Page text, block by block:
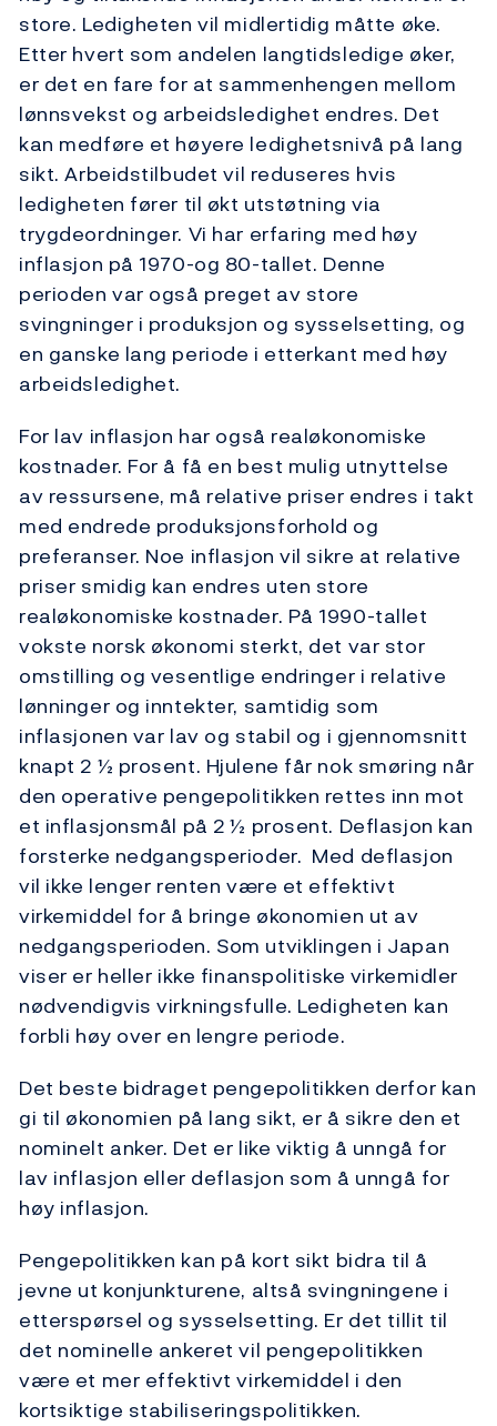
store. Ledigheten vil midlertidig måtte øke.
Etter hvert som andelen langtidsledige øker,
er det en fare for at sammenhengen mellom
lønnsvekst og arbeidsledighet endres. Det
kan medføre et høyere ledighetsnivå på lang
sikt. Arbeidstilbudet vil reduseres hvis
ledigheten fører til økt utstøtning via
trygdeordninger. Vi har erfaring med høy
inflasjon på 1970-og 80-tallet. Denne
perioden var også preget av store
svingninger i produksjon og sysselsetting, og
en ganske lang periode i etterkant med høy
arbeidsledighet.
For lav inflasjon har også realøkonomiske
kostnader. For å få en best mulig utnyttelse
av ressursene, må relative priser endres i takt
med endrede produksjonsforhold og
preferanser. Noe inflasjon vil sikre at relative
priser smidig kan endres uten store
realøkonomiske kostnader. På 1990-tallet
vokste norsk økonomi sterkt, det var stor
omstilling og vesentlige endringer i relative
lønninger og inntekter, samtidig som
inflasjonen var lav og stabil og i gjennomsnitt
knapt 2 ½ prosent. Hjulene får nok smøring når
den operative pengepolitikken rettes inn mot
et inflasjonsmål på 2 ½ prosent. Deflasjon kan
forsterke nedgangsperioder. Med deflasjon
vil ikke lenger renten være et effektivt
virkemiddel for å bringe økonomien ut av
nedgangsperioden. Som utviklingen i Japan
viser er heller ikke finanspolitiske virkemidler
nødvendigvis virkningsfulle. Ledigheten kan
forbli høy over en lengre periode.
Det beste bidraget pengepolitikken derfor kan
gi til økonomien på lang sikt, er å sikre den et
nominelt anker. Det er like viktig å unngå for
lav inflasjon eller deflasjon som å unngå for
høy inflasjon.
Pengepolitikken kan på kort sikt bidra til å
jevne ut konjunkturene, altså svingningene i
etterspørsel og sysselsetting. Er det tillit til
det nominelle ankeret vil pengepolitikken
være et mer effektivt virkemiddel i den
kortsiktige stabiliseringspolitikken.